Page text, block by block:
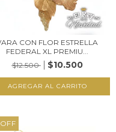
CON FLOR ESTRELLA
FEDERAL XL PREMIU...
$12.500
$10.500
OFF